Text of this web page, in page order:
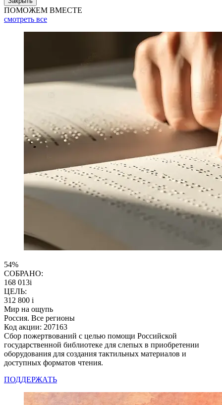
ПОМОЖЕМ ВМЕСТЕ
смотреть все
54%
СОБРАНО:
168 013i
ЦЕЛЬ:
312 800 i
Мир на ощупь
Россия. Все регионы
Код акции: 207163
Сбор пожертвований с целью помощи Российской
государственной библиотеке для слепых в приобретении
оборудования для создания тактильных материалов и
доступных форматов чтения.
ПОДДЕРЖАТЬ